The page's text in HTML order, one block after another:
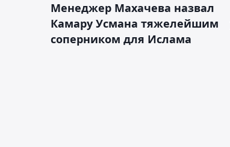
Менеджер Махачева назвал
Камару Усмана тяжелейшим
соперником для Ислама